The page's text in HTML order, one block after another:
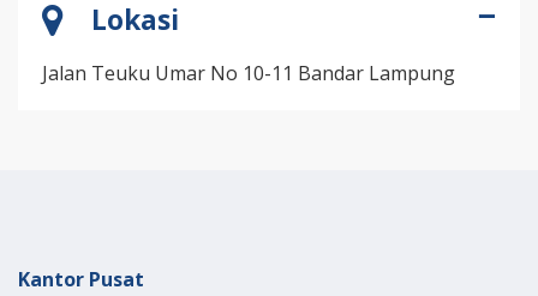
Lokasi
Jalan Teuku Umar No 10-11 Bandar Lampung
Kantor Pusat